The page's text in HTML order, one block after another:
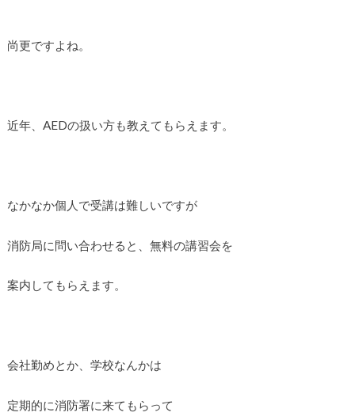
尚更ですよね。
近年、AEDの扱い方も教えてもらえます。
なかなか個人で受講は難しいですが
消防局に問い合わせると、無料の講習会を
案内してもらえます。
会社勤めとか、学校なんかは
定期的に消防署に来てもらって